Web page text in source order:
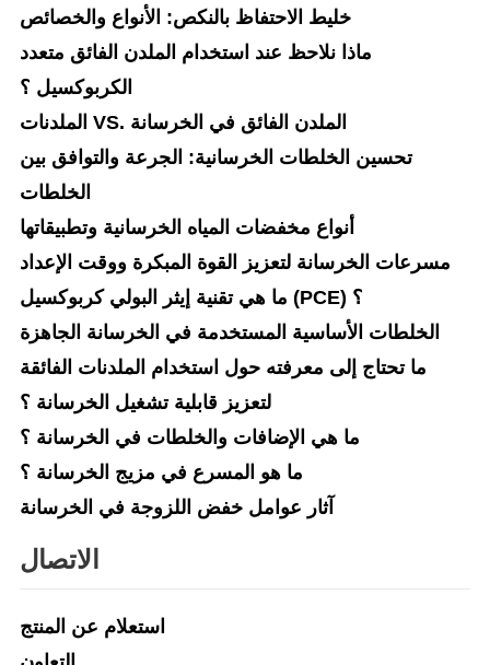
خليط الاحتفاظ بالنكص: الأنواع والخصائص
ماذا نلاحظ عند استخدام الملدن الفائق متعدد
الكربوكسيل ؟
الملدنات VS. الملدن الفائق في الخرسانة
تحسين الخلطات الخرسانية: الجرعة والتوافق بين
الخلطات
أنواع مخفضات المياه الخرسانية وتطبيقاتها
مسرعات الخرسانة لتعزيز القوة المبكرة ووقت الإعداد
ما هي تقنية إيثر البولي كربوكسيل (PCE) ؟
الخلطات الأساسية المستخدمة في الخرسانة الجاهزة
ما تحتاج إلى معرفته حول استخدام الملدنات الفائقة
لتعزيز قابلية تشغيل الخرسانة ؟
ما هي الإضافات والخلطات في الخرسانة ؟
ما هو المسرع في مزيج الخرسانة ؟
آثار عوامل خفض اللزوجة في الخرسانة
الاتصال
استعلام عن المنتج